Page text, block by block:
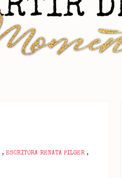
, ESCRITORA RENATA PILGER,